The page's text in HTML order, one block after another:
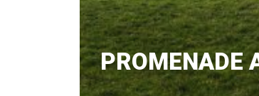
PROMENADE